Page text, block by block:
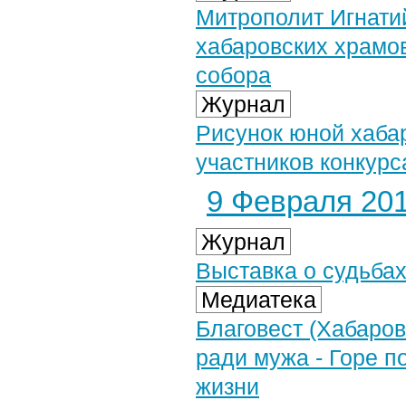
Митрополит
хабаровских
собора
Журнал
Рисунок юной
участников
9 Февраля
Журнал
Выставка о
Медиатека
Благовест
ради мужа - Горе
жизни